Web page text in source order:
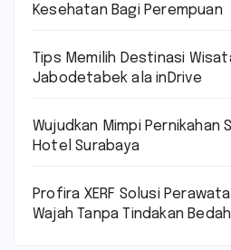
Kesehatan Bagi Perempuan
Tips Memilih Destinasi
Jabodetabek ala inDrive
Wujudkan Mimpi
Hotel Surabaya
Profira XERF Solusi
Wajah Tanpa Tindakan Bedah